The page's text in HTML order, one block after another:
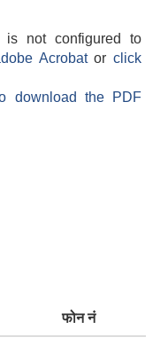
is not configured to
Acrobatorclick
download the PDF
फोन नं